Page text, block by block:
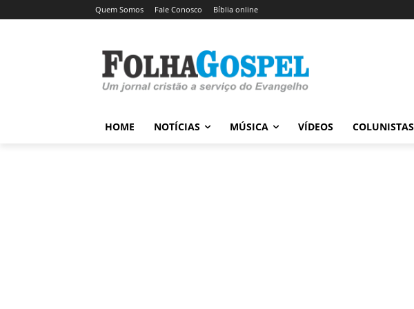
Quem Somos Fale Conosco Bíblia online
HOME NOTÍCIAS MÚSICA VÍDEOS COLUNISTAS